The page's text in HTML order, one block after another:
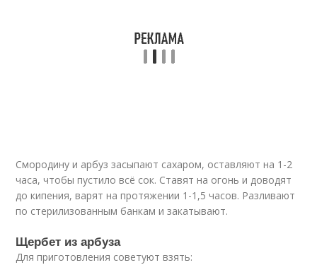
Смородину и арбуз засыпают сахаром, оставляют на 1-2
часа, чтобы пустило всё сок. Ставят на огонь и доводят
до кипения, варят на протяжении 1-1,5 часов. Разливают
по стерилизованным банкам и закатывают.
Щербет из арбуза
Для приготовления советуют взять: